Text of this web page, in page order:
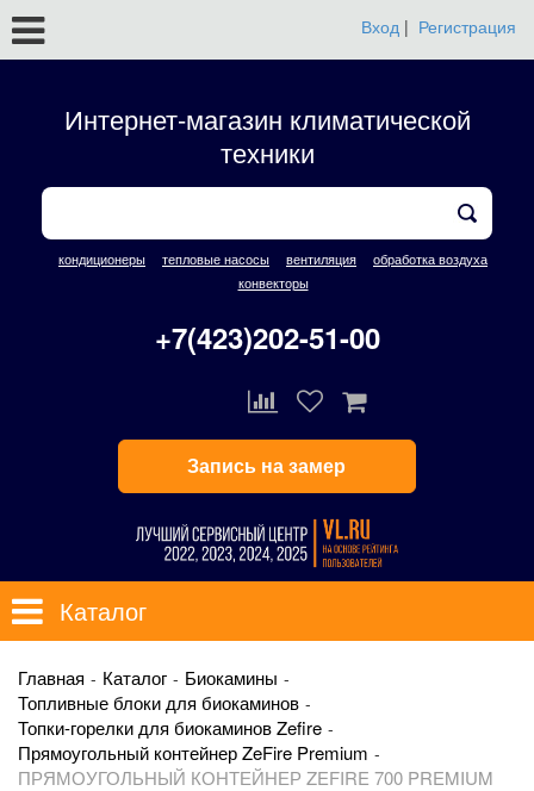
Вход | Регистрация
Интернет-магазин климатической
техники
кондиционеры тепловые насосы вентиляция
обработка воздуха
конвекторы
+7(423)202-51-00
Запись на замер
Каталог
Главная Каталог
Биокамины
Топливные блоки для биокаминов
Топки-горелки для биокаминов Zefire
Прямоугольный контейнер ZeFire Premium
ПРЯМОУГОЛЬНЫЙ КОНТЕЙНЕР ZEFIRE 700 PREMIUM